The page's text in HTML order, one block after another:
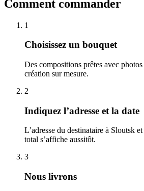
Comment commander
1
Choisissez un bouquet
Des compositions prêtes avec
création sur mesure.
2
Indiquez l’adresse et la date
L’adresse du destinataire à Sloutsk
total s’affiche aussitôt.
3
Nous livrons